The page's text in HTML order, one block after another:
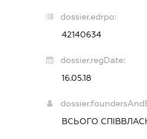
dossier.edrpo:
42140634
dossier.regDate:
16.05.18
ВСЬОГО